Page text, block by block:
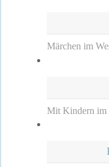
Märchen im
Mit Kindern im